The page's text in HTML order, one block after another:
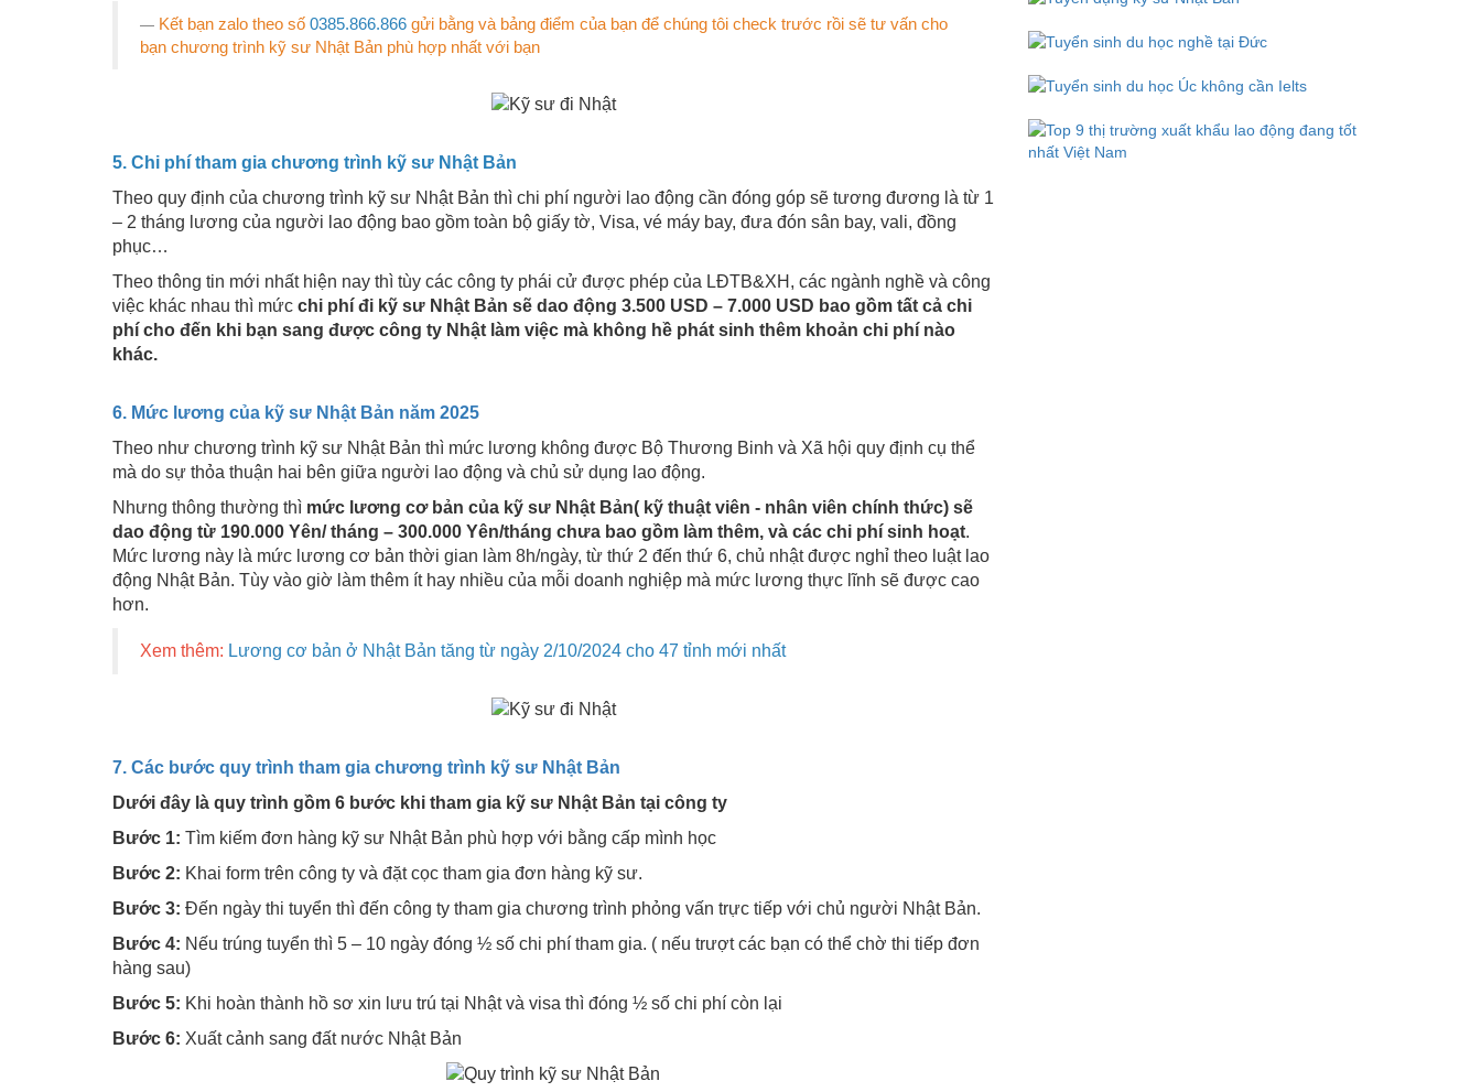
Kết bạn zalo theo số 0385.866.866 gửi bằng và bảng điểm của bạn để chúng tôi check trước rồi sẽ tư vấn cho
bạn chương trình kỹ sư Nhật Bản phù hợp nhất với bạn
5. Chi phí tham gia chương trình kỹ sư Nhật Bản
Theo quy định của chương trình kỹ sư Nhật Bản thì chi phí người lao động cần đóng góp sẽ tương đương là từ 1
– 2 tháng lương của người lao động bao gồm toàn bộ giấy tờ, Visa, vé máy bay, đưa đón sân bay, vali, đồng
phục…
Theo thông tin mới nhất hiện nay thì tùy các công ty phái cử được phép của LĐTB&XH, các ngành nghề và công
việc khác nhau thì mức chi phí đi kỹ sư Nhật Bản sẽ dao động 3.500 USD – 7.000 USD bao gồm tất cả chi
phí cho đến khi bạn sang được công ty Nhật làm việc mà không hề phát sinh thêm khoản chi phí nào
khác.
6. Mức lương của kỹ sư Nhật Bản năm 2025
Theo như chương trình kỹ sư Nhật Bản thì mức lương không được Bộ Thương Binh và Xã hội quy định cụ thể
mà do sự thỏa thuận hai bên giữa người lao động và chủ sử dụng lao động.
Nhưng thông thường thì mức lương cơ bản của kỹ sư Nhật Bản( kỹ thuật viên - nhân viên chính thức) sẽ
dao động từ 190.000 Yên/ tháng – 300.000 Yên/tháng chưa bao gồm làm thêm, và các chi phí sinh hoạt.
Mức lương này là mức lương cơ bản thời gian làm 8h/ngày, từ thứ 2 đến thứ 6, chủ nhật được nghỉ theo luật lao
động Nhật Bản. Tùy vào giờ làm thêm ít hay nhiều của mỗi doanh nghiệp mà mức lương thực lĩnh sẽ được cao
hơn.
Xem thêm: Lương cơ bản ở Nhật Bản tăng từ ngày 2/10/2024 cho 47 tỉnh mới nhất
7. Các bước quy trình tham gia chương trình kỹ sư Nhật Bản
Dưới đây là quy trình gồm 6 bước khi tham gia kỹ sư Nhật Bản tại công ty
Bước 1: Tìm kiếm đơn hàng kỹ sư Nhật Bản phù hợp với bằng cấp mình học
Bước 2: Khai form trên công ty và đặt cọc tham gia đơn hàng kỹ sư.
Bước 3: Đến ngày thi tuyển thì đến công ty tham gia chương trình phỏng vấn trực tiếp với chủ người Nhật Bản.
Bước 4: Nếu trúng tuyển thì 5 – 10 ngày đóng ½ số chi phí tham gia. ( nếu trượt các bạn có thể chờ thi tiếp đơn
hàng sau)
Bước 5: Khi hoàn thành hồ sơ xin lưu trú tại Nhật và visa thì đóng ½ số chi phí còn lại
Bước 6: Xuất cảnh sang đất nước Nhật Bản